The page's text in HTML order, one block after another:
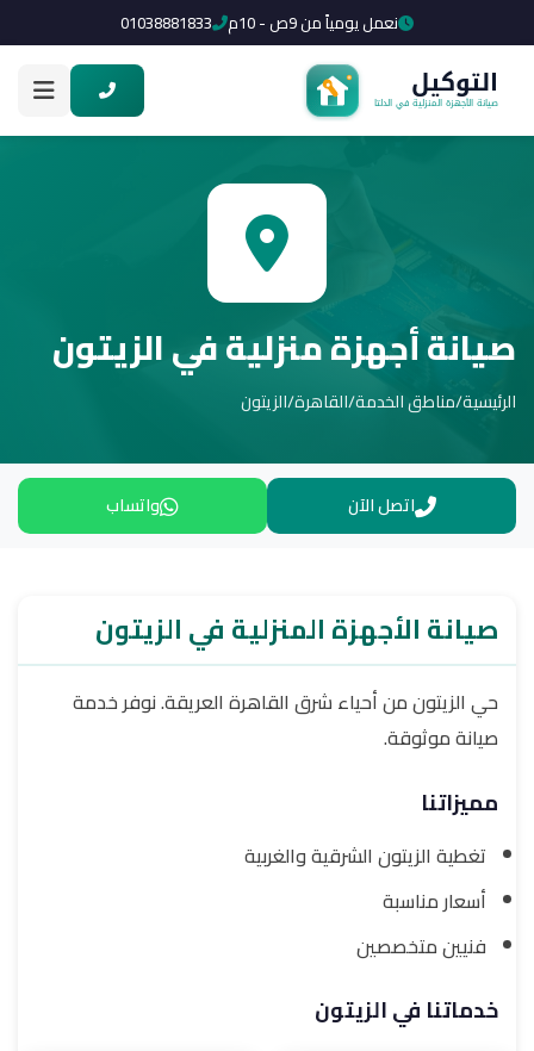
نعمل يومياً من 9ص - 10م 01038881833
صيانة أجهزة منزلية في الزيتون
الرئيسية/مناطق الخدمة/القاهرة/الزيتون
اتصل الآن واتساب
صيانة الأجهزة المنزلية في الزيتون
حي الزيتون من أحياء شرق القاهرة العريقة. نوفر خدمة
صيانة موثوقة.
مميزاتنا
تغطية الزيتون الشرقية والغربية
أسعار مناسبة
فنيين متخصصين
خدماتنا في الزيتون